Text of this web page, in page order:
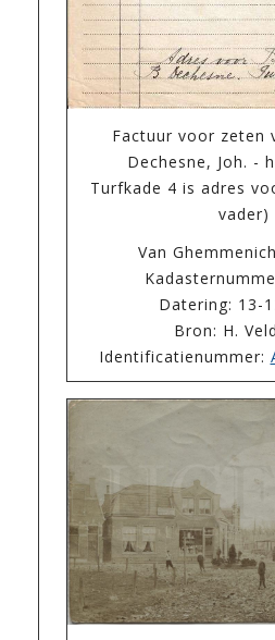
Factuur voor zeten
Dechesne, Joh. -
Turfkade 4 is adres
vader)
Van
Datering: 13-
Bron: H.
Identificatienummer: